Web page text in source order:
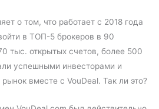
о том, что работает с 2018 года
в ТОП-5 брокеров в 90
тыс. открытых счетов, более 500
успешными инвесторами и
вместе с VouDeal. Так ли это?